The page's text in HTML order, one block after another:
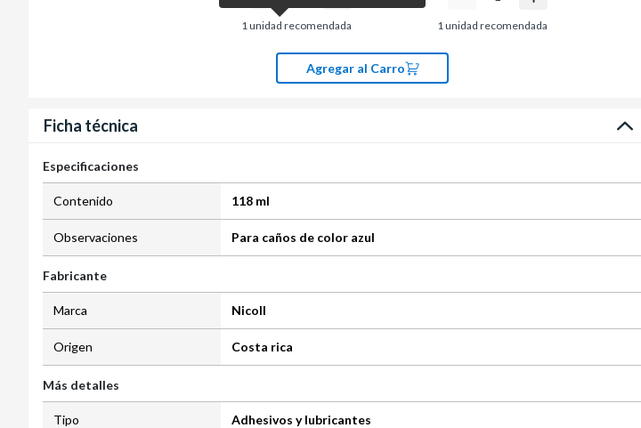
1unidad recomendada 1unidad recomendada
Agregar al Carro
Ficha técnica
Especificaciones
Contenido 118 ml
Observaciones Para caños de color azul
Fabricante
Marca Nicoll
Origen Costa rica
Más detalles
Tipo Adhesivos y lubricantes